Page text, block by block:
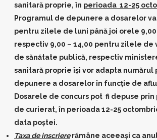
sanitară proprie, în perioada 12-25
Programul de depunere a dosarelor
pentru zilele de luni până joi orele 9,00
respectiv 9,00 – 14,00 pentru zilele de
de sănătate publică, respectiv
sanitară proprie îşi vor adapta numărul
depunere a dosarelor în funcţie de
Dosarele de concurs pot fi depuse prin
de curierat, în perioada 12-25
data poştei.
Taxa de inscriererămâne aceeași ca